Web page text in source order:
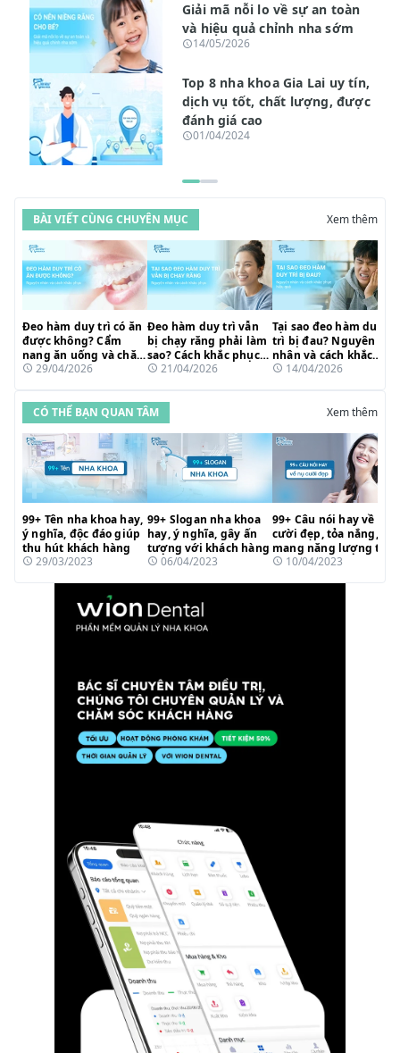
Giải mã nỗi lo về sự an toàn
và hiệu quả chỉnh nha sớm
14/05/2026
Top 8 nha khoa Gia Lai uy tín,
dịch vụ tốt, chất lượng, được
đánh giá cao
01/04/2024
BÀI VIẾT CÙNG CHUYÊN MỤC Xem thêm
Đeo hàm duy trì có ăn
được không? Cẩm
nang ăn uống và chăm
sóc sau niềng hiệu
29/04/2026
Đeo hàm duy trì vẫn
bị chạy răng phải làm
sao? Cách khắc phục
nhanh chóng
21/04/2026
Tại sao đeo hàm duy
trì bị đau? Nguyên
nhân và cách khắc
phục hiệu quả
14/04/2026
CÓ THỂ BẠN QUAN TÂM Xem thêm
99+ Tên nha khoa hay,
ý nghĩa, độc đáo giúp
thu hút khách hàng
29/03/2023
99+ Slogan nha khoa
hay, ý nghĩa, gây ấn
tượng với khách hàng
06/04/2023
99+ Câu nói hay về nụ
cười đẹp, tỏa nắng,
mang năng lượng tích
cực10/04/2023